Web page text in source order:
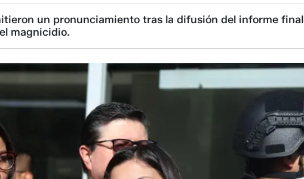
un pronunciamiento tras la difusión del informe final
magnicidio.